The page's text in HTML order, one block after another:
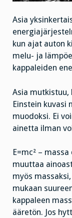
Asia
kun ajat auton
melu- ja
kappaleiden
Asia mutkistuu,
Einstein kuvasi
muodoksi. Ei
ainetta ilman
E=mc² –
muuttaa
myös
mukaan
kappaleen
ääretön. Jos